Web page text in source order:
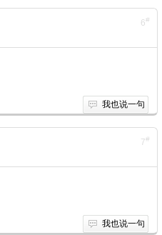
6#
我也说一句
7#
我也说一句